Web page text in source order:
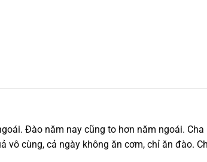
Đào năm nay cũng to hơn năm ngoái.
cùng, cả ngày không ăn cơm, chỉ ăn đào.